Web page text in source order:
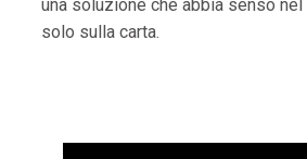
una soluzione che abbia senso nel
solo sulla carta.